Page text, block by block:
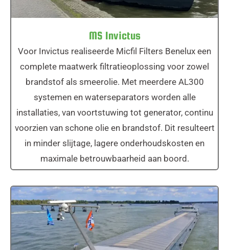
MS Invictus
Voor Invictus realiseerde Micfil Filters Benelux een
complete maatwerk filtratieoplossing voor zowel
brandstof als smeerolie. Met meerdere AL300
systemen en waterseparators worden alle
installaties, van voortstuwing tot generator, continu
voorzien van schone olie en brandstof. Dit resulteert
in minder slijtage, lagere onderhoudskosten en
maximale betrouwbaarheid aan boord.